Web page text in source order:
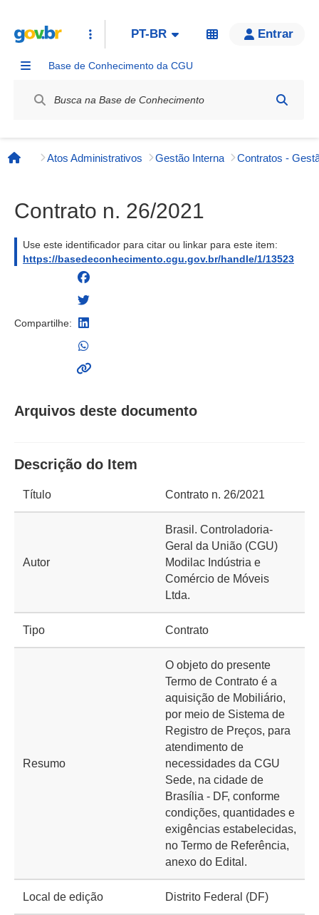
PT-BR Entrar
Base de Conhecimento da CGU
Página inicial
Atos Administrativos Gestão Interna Contratos -
Contrato n. 26/2021
Use este identificador para citar ou linkar para este item:
https://basedeconhecimento.cgu.gov.br/handle/1/13523
Compartilhe:
Arquivos deste documento
Descrição do Item
Título Contrato n. 26/2021
Autor
Brasil. Controladoria-
Geral da União (CGU)
Modilac Indústria e
Comércio de Móveis
Ltda.
Tipo Contrato
Resumo
O objeto do presente
Termo de Contrato é a
aquisição de Mobiliário,
por meio de Sistema de
Registro de Preços, para
atendimento de
necessidades da CGU
Sede, na cidade de
Brasília - DF, conforme
condições, quantidades e
exigências estabelecidas,
no Termo de Referência,
anexo do Edital.
Local de edição Distrito Federal (DF)